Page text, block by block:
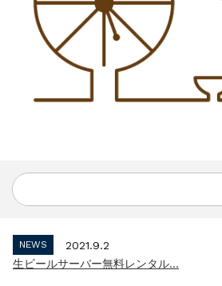
生ビールサーバー無料レンタル...
NEWS
2023.10.2
NEWS
2021.9.2
生ビールサーバー無料レンタル...